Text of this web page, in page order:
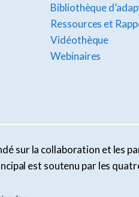
Bibliothèque
Ressources et
Vidéothèque
Webinaires
sur la collaboration et les
est soutenu par les